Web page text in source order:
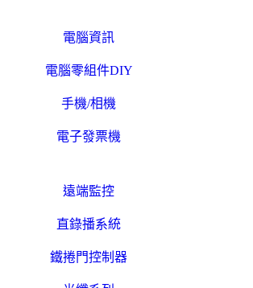
電腦資訊
電腦零組件DIY
手機/相機
電子發票機
遠端監控
直錄播系統
鐵捲門控制器